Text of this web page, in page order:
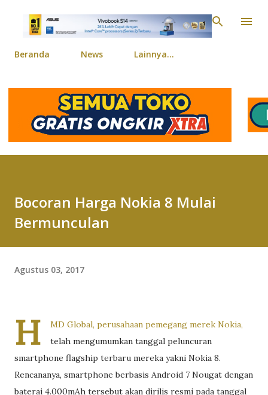
Langsung ke konten
Beranda News Lainnya…
Bocoran Harga Nokia 8 Mulai
Bermunculan
Agustus 03, 2017
H
MD Global, perusahaan pemegang merek Nokia,
telah mengumumkan tanggal peluncuran
smartphone flagship terbaru mereka yakni Nokia 8.
Rencananya, smartphone berbasis Android 7 Nougat dengan
baterai 4.000mAh tersebut akan dirilis resmi pada tanggal